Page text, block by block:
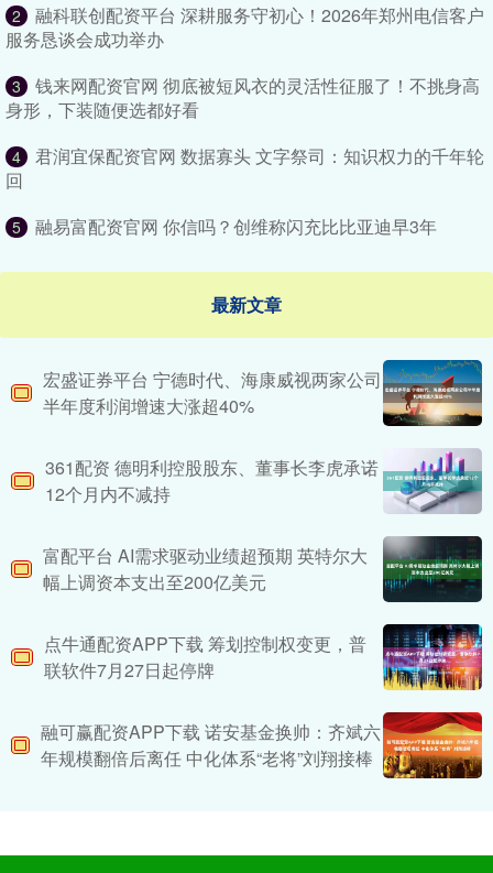
2
融科联创配资平台 深耕服务守初心！2026年郑州电信客户
服务恳谈会成功举办
3
钱来网配资官网 彻底被短风衣的灵活性征服了！不挑身高
身形，下装随便选都好看
4
君润宜保配资官网 数据寡头 文字祭司：知识权力的千年轮
回
5 融易富配资官网 你信吗？创维称闪充比比亚迪早3年
最新文章
宏盛证券平台 宁德时代、海康威视两家公司
半年度利润增速大涨超40%
361配资 德明利控股股东、董事长李虎承诺
12个月内不减持
富配平台 AI需求驱动业绩超预期 英特尔大
幅上调资本支出至200亿美元
点牛通配资APP下载 筹划控制权变更，普
联软件7月27日起停牌
融可赢配资APP下载 诺安基金换帅：齐斌六
年规模翻倍后离任 中化体系“老将”刘翔接棒